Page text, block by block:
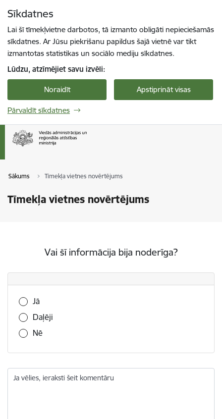
Sīkdatnes
Lai šī tīmekļvietne darbotos, tā izmanto obligāti nepieciešamās
sīkdatnes. Ar Jūsu piekrišanu papildus šajā vietnē var tikt
izmantotas statistikas un sociālo mediju sīkdatnes.
Lūdzu, atzīmējiet savu izvēli:
Noraidīt Apstiprināt visas
Pārvaldīt sīkdatnes
Sākums Tīmekļa vietnes novērtējums
Tīmekļa vietnes novērtējums
Vai šī informācija bija noderīga?
Vai šī informācija bija noderīga?
Jā
Daļēji
Nē
Ja vēlies, ieraksti šeit komentāru